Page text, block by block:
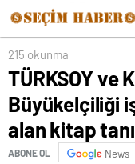
215 okunma
TÜRKSOY ve
Büyükelçiliği
alan kitap
ABONE OL News